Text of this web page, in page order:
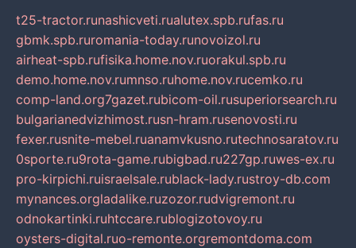
t25-tractor.runashicveti.rualutex.spb.rufas.ru
gbmk.spb.ruromania-today.runovoizol.ru
airheat-spb.rufisika.home.nov.ruorakul.spb.ru
demo.home.nov.rumnso.ruhome.nov.rucemko.ru
comp-land.org7gazet.rubicom-oil.rusuperiorsearch.ru
bulgarianedvizhimost.rusn-hram.rusenovosti.ru
fexer.rusnite-mebel.ruanamvkusno.rutechnosaratov.ru
0sporte.ru9rota-game.rubigbad.ru227gp.ruwes-ex.ru
pro-kirpichi.ruisraelsale.rublack-lady.rustroy-db.com
mynances.orgladalike.ruzozor.rudvigremont.ru
odnokartinki.ruhtccare.rublogizotovoy.ru
oysters-digital.ruo-remonte.orgremontdoma.com